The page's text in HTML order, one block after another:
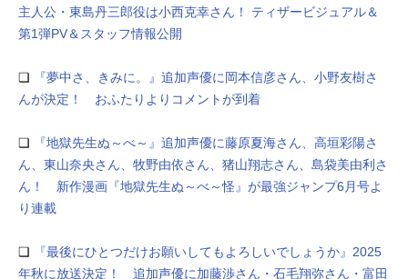
主人公・東島丹三郎役は小西克幸さん！ ティザービジュアル＆
第1弾PV＆スタッフ情報公開
❏
『夢中さ、きみに。』追加声優に岡本信彦さん、小野友樹さ
んが決定！ おふたりよりコメントが到着
❏
『地獄先生ぬ～べ～』追加声優に藤原夏海さん、高垣彩陽さ
ん、東山奈央さん、牧野由依さん、猪山翔志さん、島袋美由利さ
ん！ 新作漫画『地獄先生ぬ～べ～怪』が最強ジャンプ6月号よ
り連載
❏
『最後にひとつだけお願いしてもよろしいでしょうか』2025
年秋に放送決定！ 追加声優に加藤渉さん・石毛翔弥さん・富田